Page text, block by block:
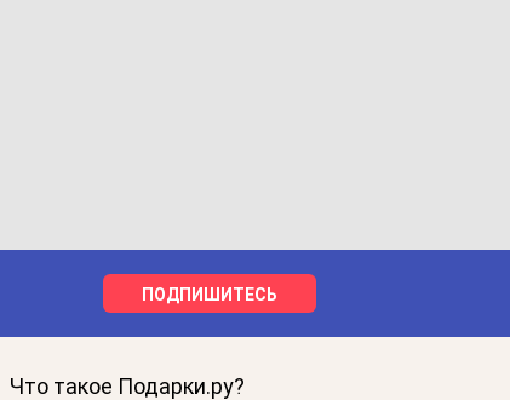
ПОДПИШИТЕСЬ
Что такое Подарки.ру?